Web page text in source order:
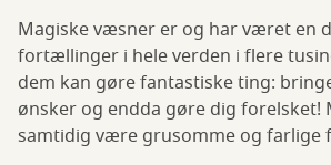
Magiske væsner er og har været en
fortællinger i hele verden i flere
dem kan gøre fantastiske ting:
ønsker og endda gøre dig forelsket!
samtidig være grusomme og farlige